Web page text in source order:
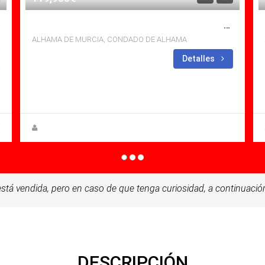
SE VENDE APARTAMENTO EN CONDADO DE ALHAMA, ALHAMA DE MURCIA CON PISCINA
ALHAMA DE MURCIA, CONDADO DE ALHAMA
Detalles
vendida, pero en caso de que tenga curiosidad, a